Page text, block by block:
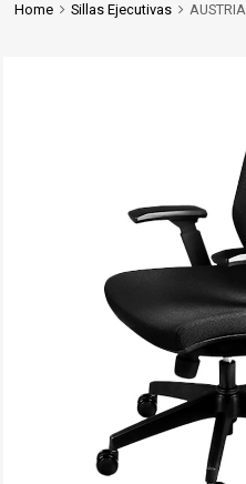
Home Sillas Ejecutivas AUSTRIA